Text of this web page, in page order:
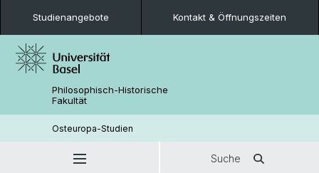
Studienangebote Kontakt & Öffnungszeiten
Philosophisch-Historische
Fakultät
Osteuropa-Studien
Suche